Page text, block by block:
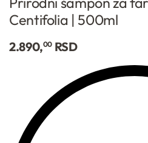
Centifolia | 500ml
2.890,00 RSD